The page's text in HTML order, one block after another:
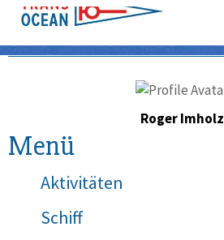
Roger Imholz
Menü
Aktivitäten
Schiff